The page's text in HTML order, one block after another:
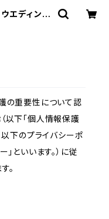
エディング
の重要性について認
以下「個人情報保護
以下のプライバシーポ
」といいます。）に従
。